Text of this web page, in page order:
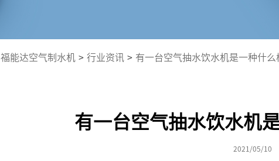
福能达空气制水机 > 行业资讯 > 有一台空气抽水饮水机是一种什
有一台空气抽水饮水机
2021/05/10